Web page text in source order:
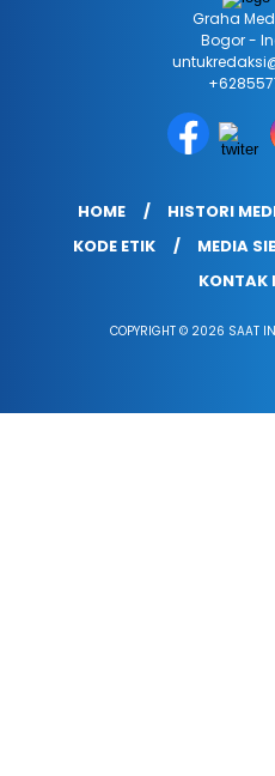
Graha
Bogor -
HOME HISTORI
KODE ETIK
MEDIA
KONTAK
COPYRIGHT © 2026 SAAT